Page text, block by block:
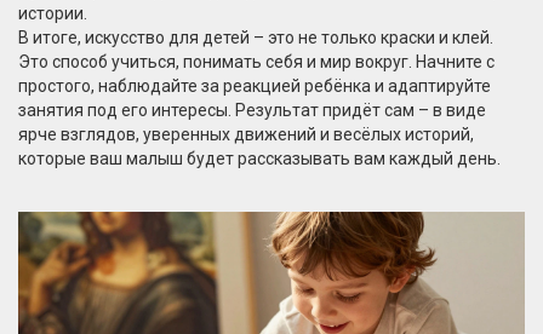
истории.
В итоге, искусство для детей – это не только краски и клей.
Это способ учиться, понимать себя и мир вокруг. Начните с
простого, наблюдайте за реакцией ребёнка и адаптируйте
занятия под его интересы. Результат придёт сам – в виде
ярче взглядов, уверенных движений и весёлых историй,
которые ваш малыш будет рассказывать вам каждый день.